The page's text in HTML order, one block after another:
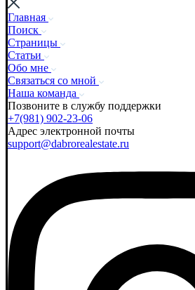
Главная
Поиск
Страницы
Статьи
Обо мне
Связаться со мной
Наша команда
Позвоните в службу поддержки
+7(981) 902-23-06
Адрес электронной почты
support@dabrorealestate.ru